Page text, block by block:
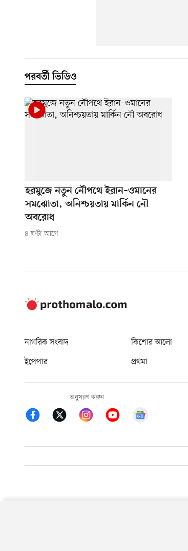
পরবর্তী ভিডিও
হরমুজে নতুন নৌপথে ইরান–ওমানের
সমঝোতা, অনিশ্চয়তায় মার্কিন নৌ
অবরোধ
৪ ঘণ্টা আগে
নাগরিক সংবাদ কিশোর আলো
ইপেপার
প্রথমা
অনুসরণ করুন